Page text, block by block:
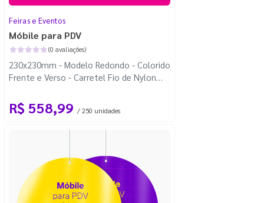
Feiras e Eventos
Móbile para PDV
(0 avaliações)
230x230mm - Modelo Redondo - Colorido
Frente e Verso - Carretel Fio de Nylon
R$ 558,99 / 250 unidades